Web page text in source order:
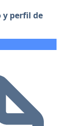
y perfil de